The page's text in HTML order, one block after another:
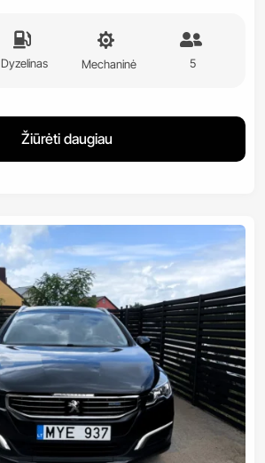
Dyzelinas Mechaninė 5
Žiūrėti daugiau